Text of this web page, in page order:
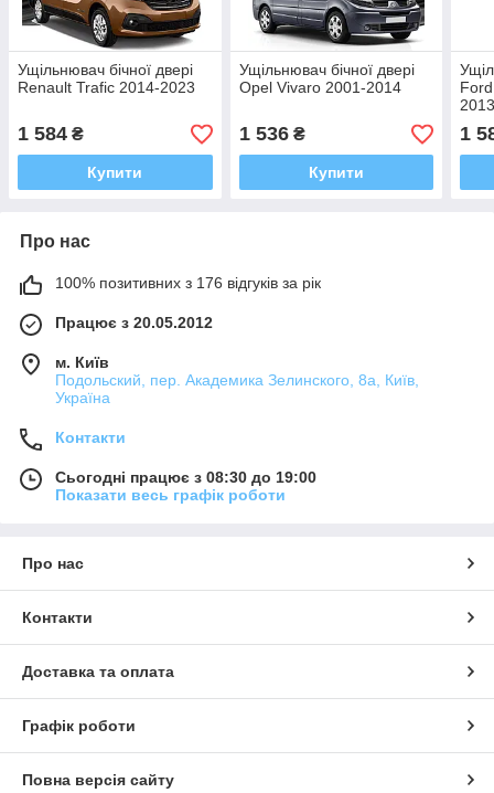
Ущільнювач бічної двері
Renault Trafic 2014-2023
1 584 ₴
Купити
Ущільнювач бічної двері
Opel Vivaro 2001-2014
1 536₴
Купити
1
Про нас
100% позитивних з 176 відгуків за рік
Працює з 20.05.2012
м. Київ
Подольский, пер. Академика Зелинского, 8а, Київ,
Україна
Контакти
Сьогодні працює з 08:30 до 19:00
Показати весь графік роботи
Про нас
Контакти
Доставка та оплата
Графік роботи
Повна версія сайту